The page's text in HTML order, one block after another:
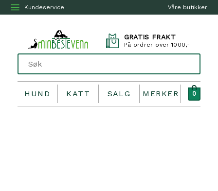
Våre butikker
Kundeservice
GRATIS FRAKT
På ordrer over 1000,-
HUND KATT SALG MERKER 0